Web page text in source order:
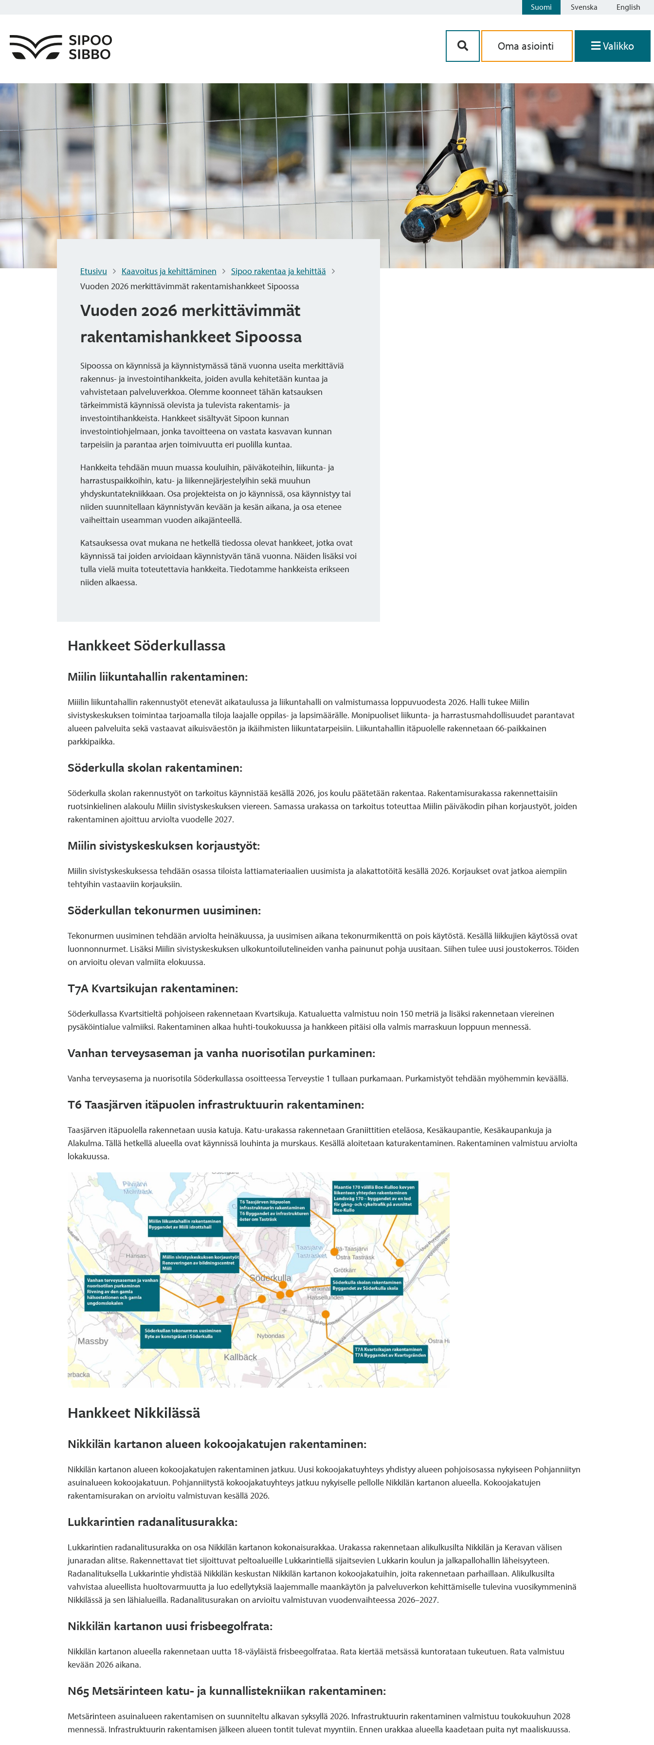
Suomi Svenska English
Oma asiointi Valikko
Etusivu Kaavoitus ja kehittäminen
Sipoo rakentaa ja kehittää
Vuoden 2026 merkittävimmät rakentamishankkeet Sipoossa
Vuoden 2026 merkittävimmät
rakentamishankkeet Sipoossa
Sipoossa on käynnissä ja käynnistymässä tänä vuonna useita merkittäviä
rakennus- ja investointihankkeita, joiden avulla kehitetään kuntaa ja
vahvistetaan palveluverkkoa. Olemme koonneet tähän katsauksen
tärkeimmistä käynnissä olevista ja tulevista rakentamis- ja
investointihankkeista. Hankkeet sisältyvät Sipoon kunnan
investointiohjelmaan, jonka tavoitteena on vastata kasvavan kunnan
tarpeisiin ja parantaa arjen toimivuutta eri puolilla kuntaa.
Hankkeita tehdään muun muassa kouluihin, päiväkoteihin, liikunta- ja
harrastuspaikkoihin, katu- ja liikennejärjestelyihin sekä muuhun
yhdyskuntatekniikkaan. Osa projekteista on jo käynnissä, osa käynnistyy tai
niiden suunnitellaan käynnistyvän kevään ja kesän aikana, ja osa etenee
vaiheittain useamman vuoden aikajänteellä.
Katsauksessa ovat mukana ne hetkellä tiedossa olevat hankkeet, jotka ovat
käynnissä tai joiden arvioidaan käynnistyvän tänä vuonna. Näiden lisäksi voi
tulla vielä muita toteutettavia hankkeita. Tiedotamme hankkeista erikseen
niiden alkaessa.
Hankkeet Söderkullassa
Miilin liikuntahallin rakentaminen:
Miiilin liikuntahallin rakennustyöt etenevät aikataulussa ja liikuntahalli on valmistumassa loppuvuodesta 2026. Halli tukee Miilin
sivistyskeskuksen toimintaa tarjoamalla tiloja laajalle oppilas- ja lapsimäärälle. Monipuoliset liikunta- ja harrastusmahdollisuudet parantavat
alueen palveluita sekä vastaavat aikuisväestön ja ikäihmisten liikuntatarpeisiin. Liikuntahallin itäpuolelle rakennetaan 66-paikkainen
parkkipaikka.
Söderkulla skolan rakentaminen:
Söderkulla skolan rakennustyöt on tarkoitus käynnistää kesällä 2026, jos koulu päätetään rakentaa. Rakentamisurakassa rakennettaisiin
ruotsinkielinen alakoulu Miilin sivistyskeskuksen viereen. Samassa urakassa on tarkoitus toteuttaa Miilin päiväkodin pihan korjaustyöt, joiden
rakentaminen ajoittuu arviolta vuodelle 2027.
Miilin sivistyskeskuksen korjaustyöt:
Miilin sivistyskeskuksessa tehdään osassa tiloista lattiamateriaalien uusimista ja alakattotöitä kesällä 2026. Korjaukset ovat jatkoa aiempiin
tehtyihin vastaaviin korjauksiin.
Söderkullan tekonurmen uusiminen:
Tekonurmen uusiminen tehdään arviolta heinäkuussa, ja uusimisen aikana tekonurmikenttä on pois käytöstä. Kesällä liikkujien käytössä ovat
luonnonnurmet. Lisäksi Miilin sivistyskeskuksen ulkokuntoilutelineiden vanha painunut pohja uusitaan. Siihen tulee uusi joustokerros. Töiden
on arvioitu olevan valmiita elokuussa.
T7A Kvartsikujan rakentaminen:
Söderkullassa Kvartsitieltä pohjoiseen rakennetaan Kvartsikuja. Katualuetta valmistuu noin 150 metriä ja lisäksi rakennetaan viereinen
pysäköintialue valmiiksi. Rakentaminen alkaa huhti-toukokuussa ja hankkeen pitäisi olla valmis marraskuun loppuun mennessä.
Vanhan terveysaseman ja vanha nuorisotilan purkaminen:
Vanha terveysasema ja nuorisotila Söderkullassa osoitteessa Terveystie 1 tullaan purkamaan. Purkamistyöt tehdään myöhemmin keväällä.
T6 Taasjärven itäpuolen infrastruktuurin rakentaminen:
Taasjärven itäpuolella rakennetaan uusia katuja. Katu-urakassa rakennetaan Graniittitien eteläosa, Kesäkaupantie, Kesäkaupankuja ja
Alakulma. Tällä hetkellä alueella ovat käynnissä louhinta ja murskaus. Kesällä aloitetaan katurakentaminen. Rakentaminen valmistuu arviolta
lokakuussa.
Hankkeet Nikkilässä
Nikkilän kartanon alueen kokoojakatujen rakentaminen:
Nikkilän kartanon alueen kokoojakatujen rakentaminen jatkuu. Uusi kokoojakatuyhteys yhdistyy alueen pohjoisosassa nykyiseen Pohjanniityn
asuinalueen kokoojakatuun. Pohjanniitystä kokoojakatuyhteys jatkuu nykyiselle pellolle Nikkilän kartanon alueella. Kokoojakatujen
rakentamisurakan on arvioitu valmistuvan kesällä 2026.
Lukkarintien radanalitusurakka:
Lukkarintien radanalitusurakka on osa Nikkilän kartanon kokonaisurakkaa. Urakassa rakennetaan alikulkusilta Nikkilän ja Keravan välisen
junaradan alitse. Rakennettavat tiet sijoittuvat peltoalueille Lukkarintiellä sijaitsevien Lukkarin koulun ja jalkapallohallin läheisyyteen.
Radanalituksella Lukkarintie yhdistää Nikkilän keskustan Nikkilän kartanon kokoojakatuihin, joita rakennetaan parhaillaan. Alikulkusilta
vahvistaa alueellista huoltovarmuutta ja luo edellytyksiä laajemmalle maankäytön ja palveluverkon kehittämiselle tulevina vuosikymmeninä
Nikkilässä ja sen lähialueilla. Radanalitusurakan on arvioitu valmistuvan vuodenvaihteessa 2026–2027.
Nikkilän kartanon uusi frisbeegolfrata:
Nikkilän kartanon alueella rakennetaan uutta 18-väyläistä frisbeegolfrataa. Rata kiertää metsässä kuntorataan tukeutuen. Rata valmistuu
kevään 2026 aikana.
N65 Metsärinteen katu- ja kunnallistekniikan rakentaminen:
Metsärinteen asuinalueen rakentamisen on suunniteltu alkavan syksyllä 2026. Infrastruktuurin rakentaminen valmistuu toukokuuhun 2028
mennessä. Infrastruktuurin rakentamisen jälkeen alueen tontit tulevat myyntiin. Ennen urakkaa alueella kaadetaan puita nyt maaliskuussa.